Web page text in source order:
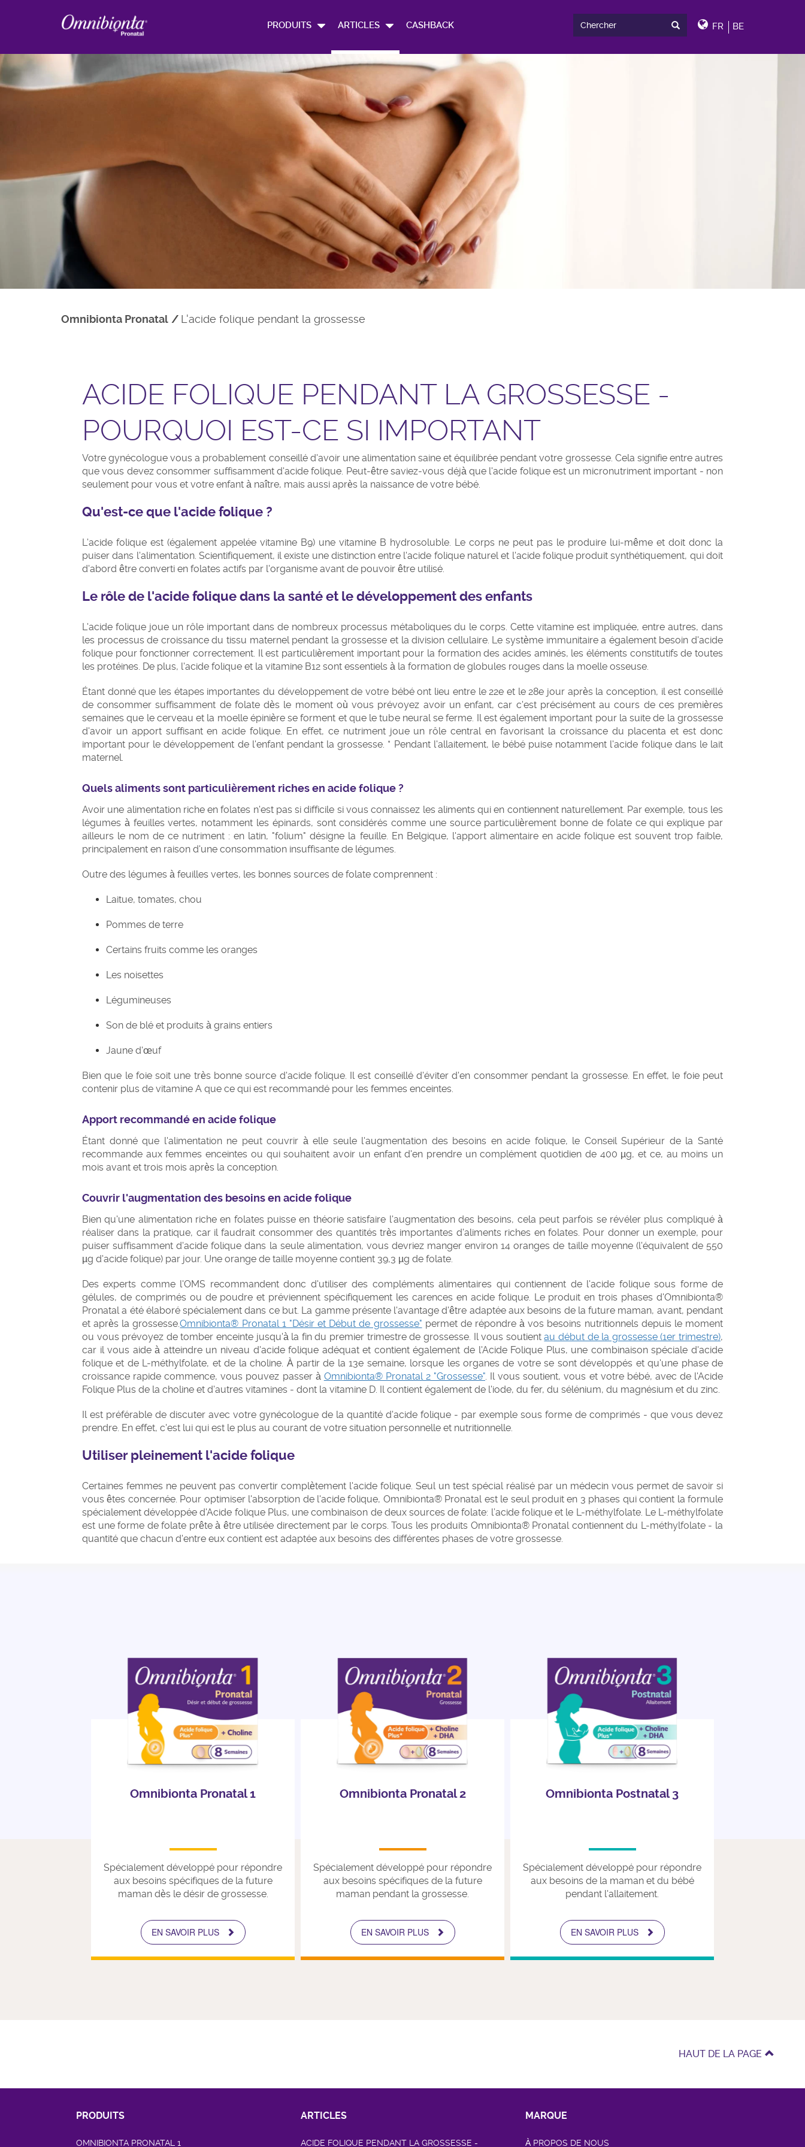
PRODUITS ARTICLES CASHBACK FR BE
Omnibionta Pronatal L'acide folique pendant la grossesse
ACIDE FOLIQUE PENDANT LA GROSSESSE -
POURQUOI EST-CE SI IMPORTANT
Votre gynécologue vous a probablement conseillé d'avoir une alimentation saine et équilibrée pendant votre grossesse. Cela signifie entre autres
que vous devez consommer suffisamment d'acide folique. Peut-être saviez-vous déjà que l'acide folique est un micronutriment important - non
seulement pour vous et votre enfant à naître, mais aussi après la naissance de votre bébé.
Qu'est-ce que l'acide folique ?
L'acide folique est (également appelée vitamine B9) une vitamine B hydrosoluble. Le corps ne peut pas le produire lui-même et doit donc la
puiser dans l'alimentation. Scientifiquement, il existe une distinction entre l'acide folique naturel et l'acide folique produit synthétiquement, qui doit
d'abord être converti en folates actifs par l'organisme avant de pouvoir être utilisé.
Le rôle de l'acide folique dans la santé et le développement des enfants
L'acide folique joue un rôle important dans de nombreux processus métaboliques du le corps. Cette vitamine est impliquée, entre autres, dans
les processus de croissance du tissu maternel pendant la grossesse et la division cellulaire. Le système immunitaire a également besoin d'acide
folique pour fonctionner correctement. Il est particulièrement important pour la formation des acides aminés, les éléments constitutifs de toutes
les protéines. De plus, l'acide folique et la vitamine B12 sont essentiels à la formation de globules rouges dans la moelle osseuse.
Étant donné que les étapes importantes du développement de votre bébé ont lieu entre le 22e et le 28e jour après la conception, il est conseillé
de consommer suffisamment de folate dès le moment où vous prévoyez avoir un enfant, car c'est précisément au cours de ces premières
semaines que le cerveau et la moelle épinière se forment et que le tube neural se ferme. Il est également important pour la suite de la grossesse
d'avoir un apport suffisant en acide folique. En effet, ce nutriment joue un rôle central en favorisant la croissance du placenta et est donc
important pour le développement de l'enfant pendant la grossesse. * Pendant l'allaitement, le bébé puise notamment l'acide folique dans le lait
maternel.
Quels aliments sont particulièrement riches en acide folique ?
Avoir une alimentation riche en folates n'est pas si difficile si vous connaissez les aliments qui en contiennent naturellement. Par exemple, tous les
légumes à feuilles vertes, notamment les épinards, sont considérés comme une source particulièrement bonne de folate ce qui explique par
ailleurs le nom de ce nutriment : en latin, "folium" désigne la feuille. En Belgique, l'apport alimentaire en acide folique est souvent trop faible,
principalement en raison d'une consommation insuffisante de légumes.
Outre des légumes à feuilles vertes, les bonnes sources de folate comprennent :
Laitue, tomates, chou
Pommes de terre
Certains fruits comme les oranges
Les noisettes
Légumineuses
Son de blé et produits à grains entiers
Jaune d'œuf
Bien que le foie soit une très bonne source d'acide folique. Il est conseillé d'éviter d'en consommer pendant la grossesse. En effet, le foie peut
contenir plus de vitamine A que ce qui est recommandé pour les femmes enceintes.
Apport recommandé en acide folique
Étant donné que l'alimentation ne peut couvrir à elle seule l'augmentation des besoins en acide folique, le Conseil Supérieur de la Santé
recommande aux femmes enceintes ou qui souhaitent avoir un enfant d'en prendre un complément quotidien de 400 µg, et ce, au moins un
mois avant et trois mois après la conception.
Couvrir l'augmentation des besoins en acide folique
Bien qu'une alimentation riche en folates puisse en théorie satisfaire l'augmentation des besoins, cela peut parfois se révéler plus compliqué à
réaliser dans la pratique, car il faudrait consommer des quantités très importantes d'aliments riches en folates. Pour donner un exemple, pour
puiser suffisamment d'acide folique dans la seule alimentation, vous devriez manger environ 14 oranges de taille moyenne (l'équivalent de 550
µg d'acide folique) par jour. Une orange de taille moyenne contient 39,3 µg de folate.
Des experts comme l'OMS recommandent donc d'utiliser des compléments alimentaires qui contiennent de l'acide folique sous forme de
gélules, de comprimés ou de poudre et préviennent spécifiquement les carences en acide folique. Le produit en trois phases d'Omnibionta®
Pronatal a été élaboré spécialement dans ce but. La gamme présente l'avantage d'être adaptée aux besoins de la future maman, avant, pendant
et après la grossesse.Omnibionta® Pronatal 1 "Désir et Début de grossesse" permet de répondre à vos besoins nutritionnels depuis le moment
ou vous prévoyez de tomber enceinte jusqu'à la fin du premier trimestre de grossesse. Il vous soutientau début de la grossesse (1er trimestre),
car il vous aide à atteindre un niveau d'acide folique adéquat et contient également de l'Acide Folique Plus, une combinaison spéciale d'acide
folique et de L-méthylfolate, et de la choline. À partir de la 13e semaine, lorsque les organes de votre se sont développés et qu'une phase de
croissance rapide commence, vous pouvez passer à Omnibionta® Pronatal 2 "Grossesse" . Il vous soutient, vous et votre bébé, avec de l'Acide
Folique Plus de la choline et d'autres vitamines - dont la vitamine D. Il contient également de l'iode, du fer, du sélénium, du magnésium et du zinc.
Il est préférable de discuter avec votre gynécologue de la quantité d'acide folique - par exemple sous forme de comprimés - que vous devez
prendre. En effet, c'est lui qui est le plus au courant de votre situation personnelle et nutritionnelle.
Utiliser pleinement l'acide folique
Certaines femmes ne peuvent pas convertir complètement l'acide folique. Seul un test spécial réalisé par un médecin vous permet de savoir si
vous êtes concernée. Pour optimiser l'absorption de l'acide folique, Omnibionta® Pronatal est le seul produit en 3 phases qui contient la formule
spécialement développée d'Acide folique Plus, une combinaison de deux sources de folate: l’acide folique et le L-méthylfolate. Le L-méthylfolate
est une forme de folate prête à être utilisée directement par le corps. Tous les produits Omnibionta® Pronatal contiennent du L-méthylfolate - la
quantité que chacun d'entre eux contient est adaptée aux besoins des différentes phases de votre grossesse.
Omnibionta Pronatal 1
Spécialement développé pour répondre
aux besoins spécifiques de la future
maman dès le désir de grossesse.
EN SAVOIR PLUS
Omnibionta Pronatal 2
Spécialement développé pour répondre
aux besoins spécifiques de la future
maman pendant la grossesse.
EN SAVOIR PLUS
Omnibionta Postnatal 3
Spécialement développé pour répondre
aux besoins de la maman et du bébé
pendant l'allaitement.
EN SAVOIR PLUS
HAUT DE LA PAGE
PRODUITS
OMNIBIONTA PRONATAL 1
ARTICLES
ACIDE FOLIQUE PENDANT LA GROSSESSE -
MARQUE
À PROPOS DE NOUS